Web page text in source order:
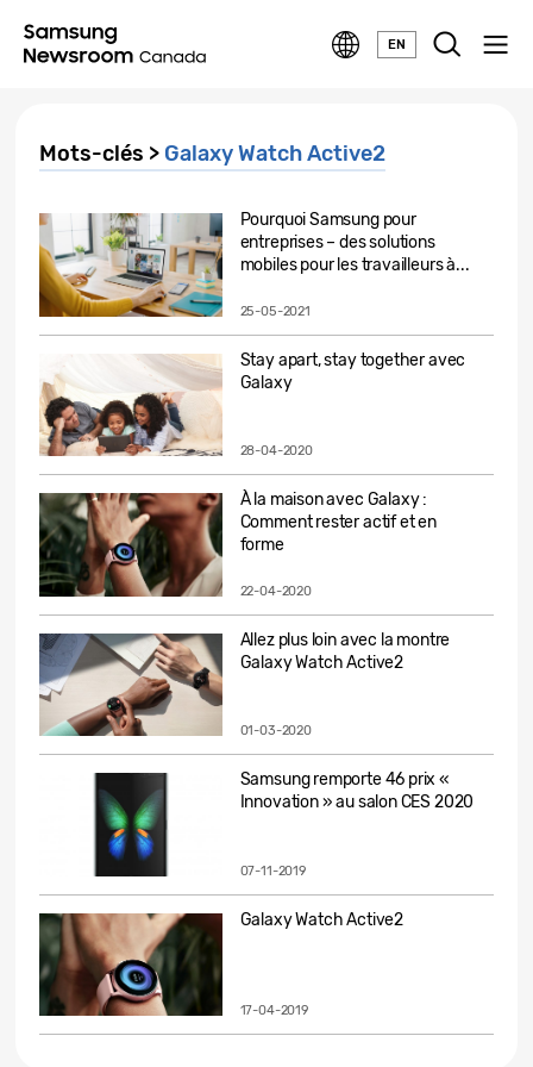
EN
Mots-clés > Galaxy Watch Active2
Pourquoi Samsung pour
entreprises – des solutions
mobiles pour les travailleurs à...
25-05-2021
Stay apart, stay together avec
Galaxy
28-04-2020
À la maison avec Galaxy :
Comment rester actif et en
forme
22-04-2020
Allez plus loin avec la montre
Galaxy Watch Active2
01-03-2020
Samsung remporte 46 prix «
Innovation » au salon CES 2020
07-11-2019
Galaxy Watch Active2
17-04-2019